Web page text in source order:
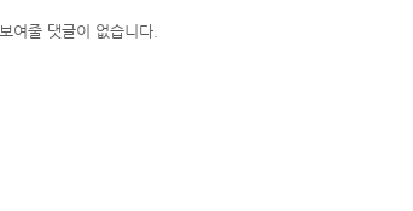
보여줄 댓글이 없습니다.